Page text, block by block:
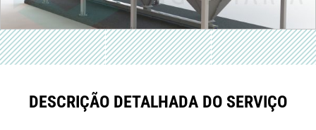
DESCRIÇÃO DETALHADA DO SERVIÇO